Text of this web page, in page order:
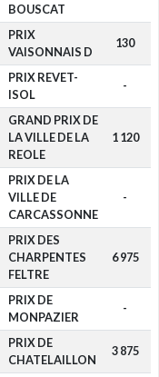
BOUSCAT
PRIX
VAISONNAIS D
130
PRIX REVET-
ISOL
-
GRAND PRIX DE
LA VILLE DE LA
REOLE
1 120
PRIX DE LA
VILLE DE
CARCASSONNE
-
PRIX DES
CHARPENTES
FELTRE
6 975
PRIX DE
MONPAZIER
-
PRIX DE
CHATELAILLON
3 875